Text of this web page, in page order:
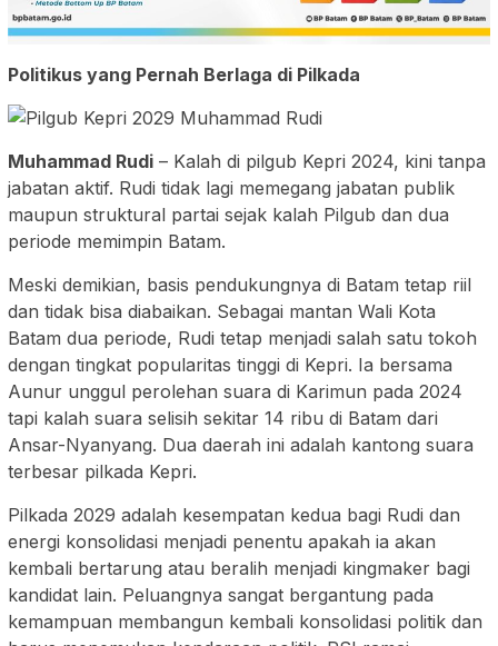
Politikus yang Pernah Berlaga di Pilkada
Muhammad Rudi – Kalah di pilgub Kepri 2024, kini tanpa
jabatan aktif. Rudi tidak lagi memegang jabatan publik
maupun struktural partai sejak kalah Pilgub dan dua
periode memimpin Batam.
Meski demikian, basis pendukungnya di Batam tetap riil
dan tidak bisa diabaikan. Sebagai mantan Wali Kota
Batam dua periode, Rudi tetap menjadi salah satu tokoh
dengan tingkat popularitas tinggi di Kepri. Ia bersama
Aunur unggul perolehan suara di Karimun pada 2024
tapi kalah suara selisih sekitar 14 ribu di Batam dari
Ansar-Nyanyang. Dua daerah ini adalah kantong suara
terbesar pilkada Kepri.
Pilkada 2029 adalah kesempatan kedua bagi Rudi dan
energi konsolidasi menjadi penentu apakah ia akan
kembali bertarung atau beralih menjadi kingmaker bagi
kandidat lain. Peluangnya sangat bergantung pada
kemampuan membangun kembali konsolidasi politik dan